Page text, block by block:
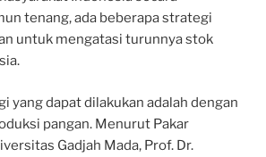
tenang, ada beberapa strategi
untuk mengatasi turunnya stok
yang dapat dilakukan adalah dengan
pangan. Menurut Pakar
Gadjah Mada, Prof. Dr.